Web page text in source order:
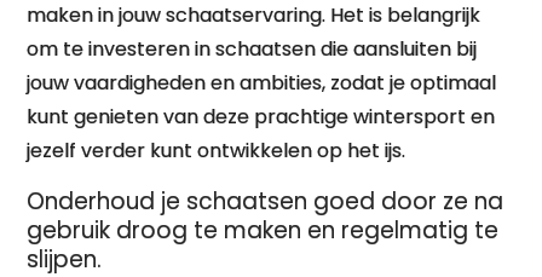
maken in jouw schaatservaring. Het is belangrijk
om te investeren in schaatsen die aansluiten bij
jouw vaardigheden en ambities, zodat je optimaal
kunt genieten van deze prachtige wintersport en
jezelf verder kunt ontwikkelen op het ijs.
Onderhoud je schaatsen goed door ze na
gebruik droog te maken en regelmatig te
slijpen.